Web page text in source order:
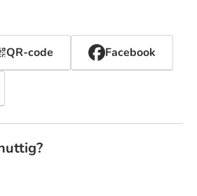
QR-code Facebook